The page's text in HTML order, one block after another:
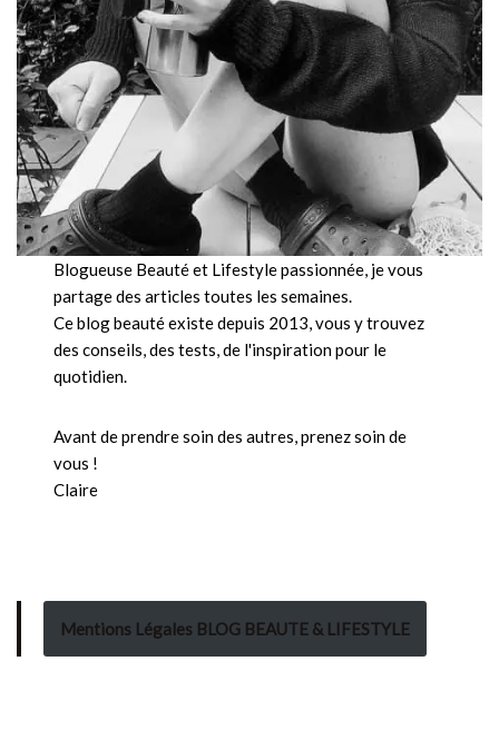
Blogueuse Beauté et Lifestyle passionnée, je vous
partage des articles toutes les semaines.
Ce blog beauté existe depuis 2013, vous y trouvez
des conseils, des tests, de l'inspiration pour le
quotidien.
Avant de prendre soin des autres, prenez soin de
vous !
Claire
Mentions Légales BLOG BEAUTE & LIFESTYLE